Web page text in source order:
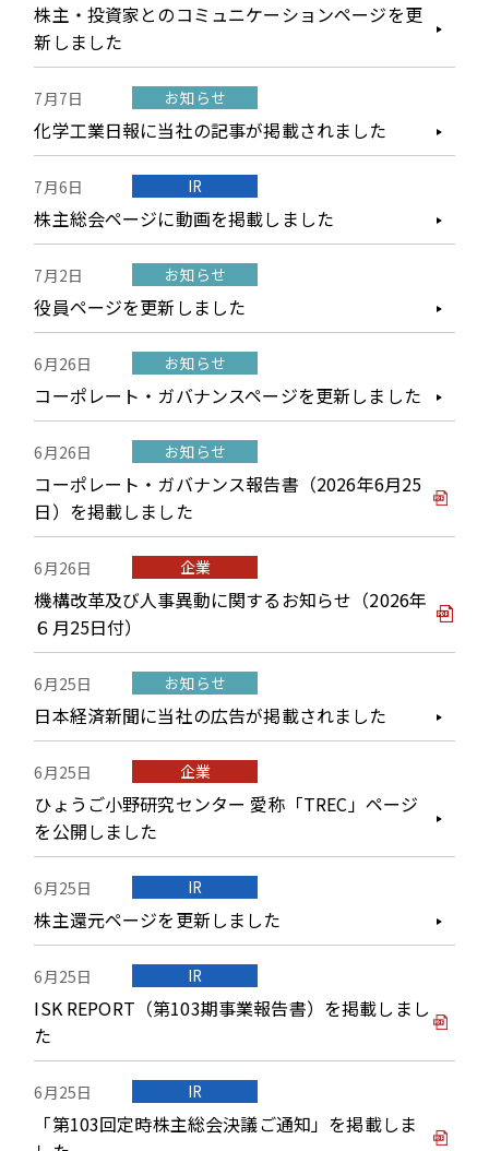
株主・投資家とのコミュニケーションページを更
新しました
7月7日 お知らせ
化学工業日報に当社の記事が掲載されました
7月6日 IR
株主総会ページに動画を掲載しました
7月2日 お知らせ
役員ページを更新しました
6月26日 お知らせ
コーポレート・ガバナンスページを更新しました
6月26日 お知らせ
コーポレート・ガバナンス報告書（2026年6月25
日）を掲載しました
6月26日 企業
機構改革及び人事異動に関するお知らせ（2026年
６月25日付）
6月25日 お知らせ
日本経済新聞に当社の広告が掲載されました
6月25日 企業
ひょうご小野研究センター 愛称「TREC」ページ
を公開しました
6月25日 IR
株主還元ページを更新しました
6月25日 IR
ISK REPORT（第103期事業報告書）を掲載しまし
た
6月25日 IR
「第103回定時株主総会決議ご通知」を掲載しま